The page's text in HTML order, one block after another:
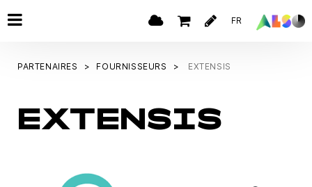
FR
PARTENAIRES FOURNISSEURS EXTENSIS
EXTENSIS